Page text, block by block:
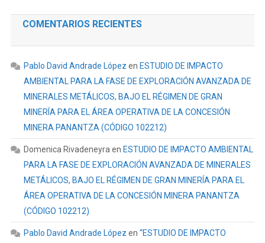
COMENTARIOS RECIENTES
Pablo David Andrade López en ESTUDIO DE IMPACTO
AMBIENTAL PARA LA FASE DE EXPLORACIÓN AVANZADA DE
MINERALES METÁLICOS, BAJO EL RÉGIMEN DE GRAN
MINERÍA PARA EL ÁREA OPERATIVA DE LA CONCESIÓN
MINERA PANANTZA (CÓDIGO 102212)
Domenica Rivadeneyra en ESTUDIO DE IMPACTO AMBIENTAL
PARA LA FASE DE EXPLORACIÓN AVANZADA DE MINERALES
METÁLICOS, BAJO EL RÉGIMEN DE GRAN MINERÍA PARA EL
ÁREA OPERATIVA DE LA CONCESIÓN MINERA PANANTZA
(CÓDIGO 102212)
Pablo David Andrade López en “ESTUDIO DE IMPACTO